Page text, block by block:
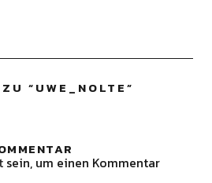
“UWE_NOLTE”
sein, um einen Kommentar